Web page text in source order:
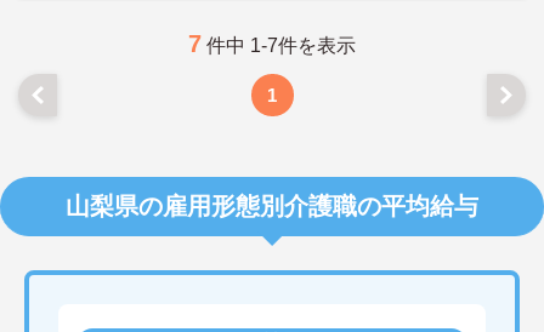
7 件中 1-7件を表示
1
山梨県の雇用形態別介護職の平均給与